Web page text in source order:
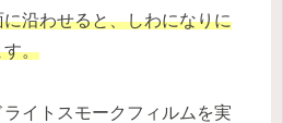
沿わせると、しわになりに
す。
イトスモークフィルムを実